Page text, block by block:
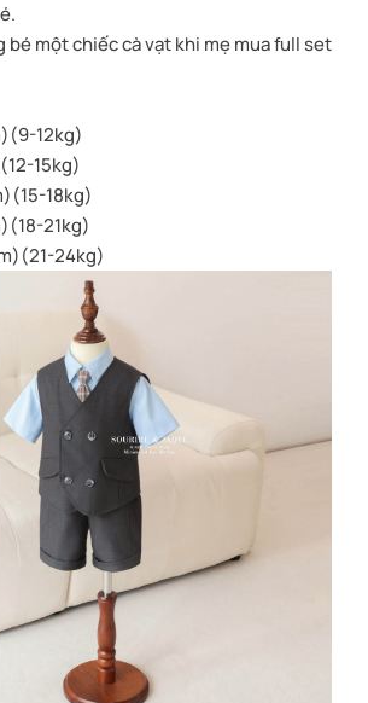
bé một chiếc cà vạt khi mẹ mua full set
12kg)
15kg)
18kg)
21kg)
24kg)